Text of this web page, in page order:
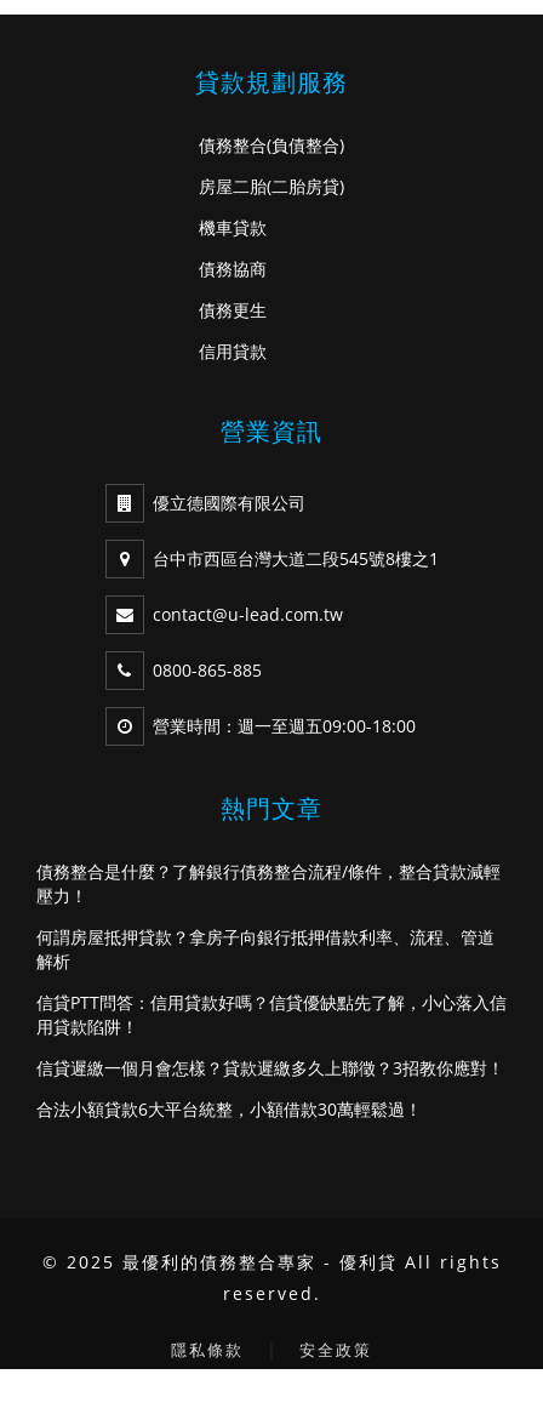
貸款規劃服務
債務整合(負債整合)
房屋二胎(二胎房貸)
機車貸款
債務協商
債務更生
信用貸款
營業資訊
優立德國際有限公司
台中市西區台灣大道二段545號8樓之1
contact@u-lead.com.tw
0800-865-885
營業時間：週一至週五09:00-18:00
熱門文章
債務整合是什麼？了解銀行債務整合流程/條件，整合貸款減輕
壓力！
何謂房屋抵押貸款？拿房子向銀行抵押借款利率、流程、管道
解析
信貸PTT問答：信用貸款好嗎？信貸優缺點先了解，小心落入信
用貸款陷阱！
信貸遲繳一個月會怎樣？貸款遲繳多久上聯徵？3招教你應對！
合法小額貸款6大平台統整，小額借款30萬輕鬆過！
© 2025 最優利的債務整合專家 - 優利貸 All rights
reserved.
隱私條款 安全政策